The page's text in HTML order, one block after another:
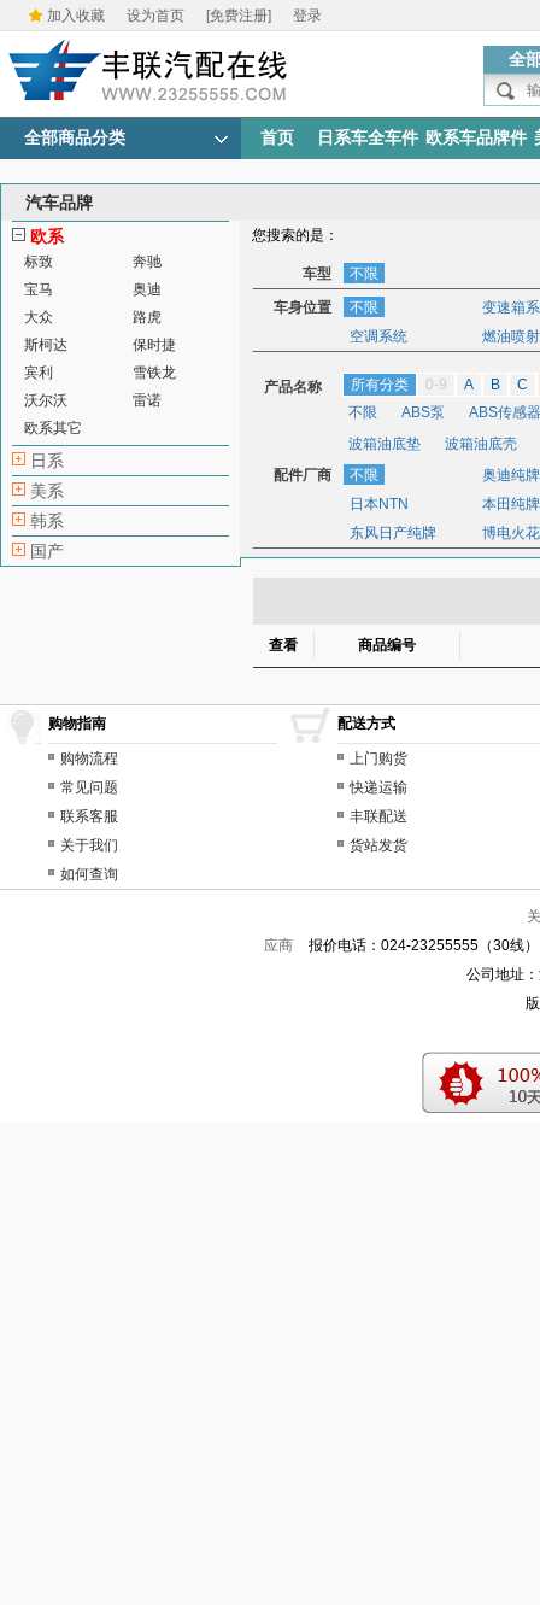
加入收藏 设为首页 [免费注册] 登录
全
全部商品分类 首页 日系车全车件 欧系车品牌件
汽车品牌
欧系
标致
奔驰
宝马
奥迪
大众
路虎
斯柯达
保时捷
宾利
雪铁龙
沃尔沃
雷诺
欧系其它
日系
美系
韩系
国产
您搜索的是：
车型
不限
车身位置
不限
变速箱
空调系统
燃油喷
产品名称 所有分类 0-9 A B
C
不限
ABS泵
ABS传感器
波箱油底垫
波箱油底壳
车速传感器
车用标准五金
点火开关
点火其他
点
发动机其他
发动机油壳
换挡杆总成
换挡拉线
空调滤芯（空调格）
拉手
喇叭
连杆瓦
气囊传感器
前杠支架
燃
刹车油
刹车总泵
升降
悬挂底
转向灯
配件厂商 不限
奥迪纯牌
日本NTN
本田纯牌
东风日产纯牌
博电火
查看 商品编号
购物指南
购物流程
常见问题
联系客服
关于我们
如何查询
配送方式
上门购货
快递运输
丰联配送
货站发货
应商
报价电话：024-23255555（30线
公司地址